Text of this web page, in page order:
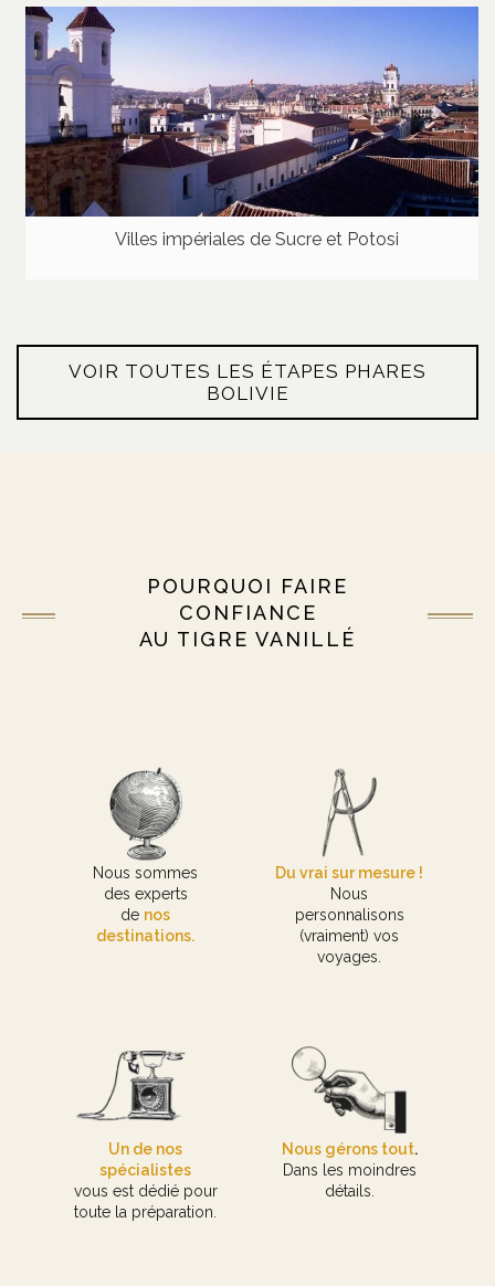
Villes impériales de Sucre et Potosi
VOIR TOUTES LES ÉTAPES PHARES
BOLIVIE
POURQUOI FAIRE
CONFIANCE
AU TIGRE VANILLÉ
Nous sommes
des experts
de nos
destinations.
Du vrai sur mesure !
Nous
personnalisons
(vraiment) vos
voyages.
Un de nos
spécialistes
vous est dédié pour
toute la préparation.
Nous gérons tout.
Dans les moindres
détails.